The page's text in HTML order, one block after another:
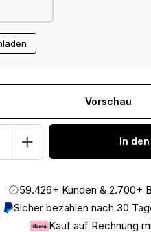
Vorschau
In
59.426+ Kunden & 2.700+
Sicher bezahlen nach 30
Kauf auf Rechnung